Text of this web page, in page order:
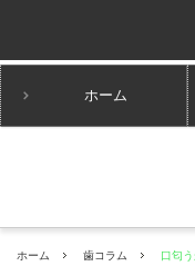
ホーム
ホーム 歯コラム 口匂